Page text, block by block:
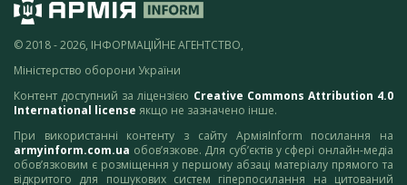
© 2018 - 2026, ІНФОРМАЦІЙНЕ АГЕНТСТВО,
Міністерство оборони України
Контент доступний за ліцензією Creative Commons Attribution 4.0
International license якщо не зазначено інше.
При використанні контенту з сайту АрміяInform посилання на
armyinform.com.ua обов’язкове. Для суб’єктів у сфері онлайн-медіа
обов’язковим є розміщення у першому абзаці матеріалу прямого та
відкритого для пошукових систем гіперпосилання на цитований